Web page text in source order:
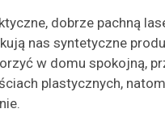
dobrze pachną
nas syntetyczne
w domu spokojną,
plastycznych,